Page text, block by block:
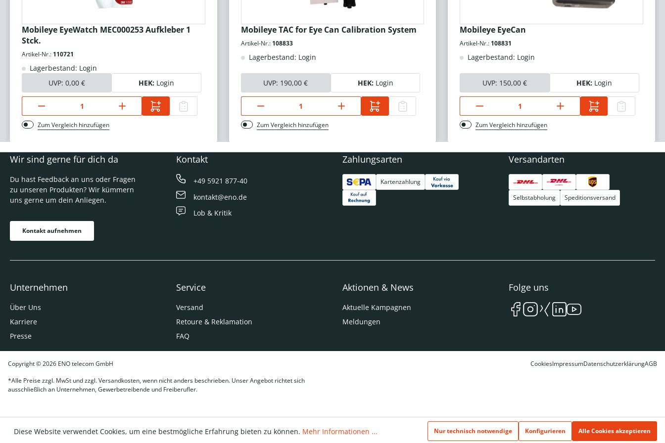
Mobileye EyeWatch MEC000253 Aufkleber 1
Stck.
Artikel-Nr.: 110721
Lagerbestand: Login
UVP: 0,00 € HEK: Login
Zum Vergleich hinzufügen
Mobileye TAC for Eye Can Calibration System
Artikel-Nr.: 108833
Lagerbestand: Login
UVP: 190,00 € HEK: Login
Zum Vergleich hinzufügen
Mobileye EyeCan
Artikel-Nr.: 108831
Lagerbestand: Login
UVP: 150,00 € HEK: Login
Zum Vergleich hinzufügen
Wir sind gerne für dich da
Du hast Feedback an uns oder Fragen
zu unseren Produkten? Wir kümmern
uns gerne um dein Anliegen.
Kontakt aufnehmen
Kontakt
+49 5921 877-40
kontakt@eno.de
Lob & Kritik
Unternehmen
Über Uns
Karriere
Presse
Service
Versand
Retoure & Reklamation
FAQ
Aktionen & News
Aktuelle Kampagnen
Meldungen
Zahlungsarten
Kartenzahlung
Versandarten
Selbstabholung Speditionsversand
Folge uns
Copyright © 2026 ENO telecom GmbH CookiesImpressumDatenschutzerklärungAGB
*Alle Preise zzgl. MwSt und zzgl. Versandkosten, wenn nicht anders beschrieben. Unser Angebot richtet sich
ausschließlich an Unternehmen, Gewerbetreibende und Freiberufler.
Diese Website verwendet Cookies, um eine bestmögliche Erfahrung bieten zu können. Mehr Informationen ... Nur technisch notwendige Konfigurieren Alle Cookies akzeptieren